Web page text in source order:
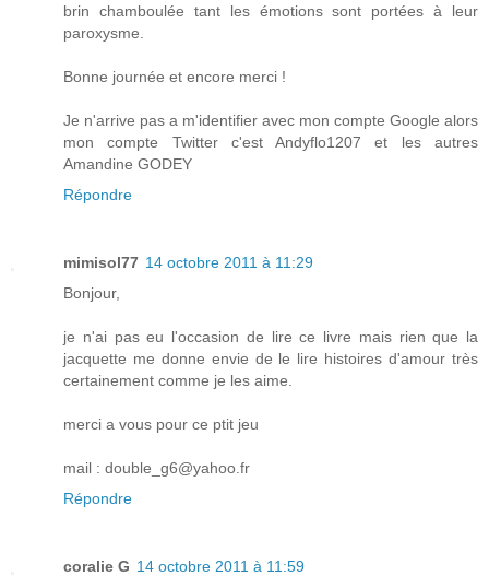
brin chamboulée tant les émotions sont portées à leur
paroxysme.
Bonne journée et encore merci !
Je n'arrive pas a m'identifier avec mon compte Google alors
mon compte Twitter c'est Andyflo1207 et les autres
Amandine GODEY
Répondre
mimisol77 14 octobre 2011 à 11:29
Bonjour,
je n'ai pas eu l'occasion de lire ce livre mais rien que la
jacquette me donne envie de le lire histoires d'amour très
certainement comme je les aime.
merci a vous pour ce ptit jeu
mail : double_g6@yahoo.fr
Répondre
coralie G 14 octobre 2011 à 11:59